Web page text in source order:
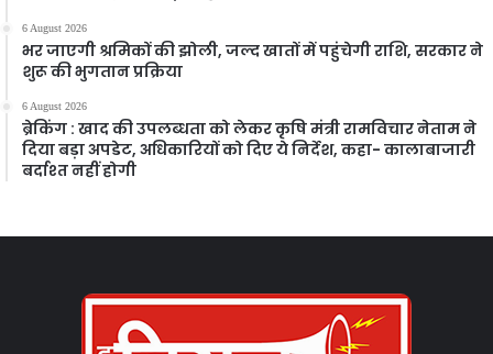
6 August 2026
भर जाएगी श्रमिकों की झोली, जल्द खातों में पहुंचेगी राशि, सरकार ने
शुरू की भुगतान प्रक्रिया
6 August 2026
ब्रेकिंग : खाद की उपलब्धता को लेकर कृषि मंत्री रामविचार नेताम ने
दिया बड़ा अपडेट, अधिकारियों को दिए ये निर्देश, कहा- कालाबाजारी
बर्दाश्त नहीं होगी